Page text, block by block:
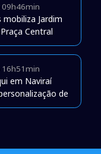
Jardim
Central
em Naviraí
de